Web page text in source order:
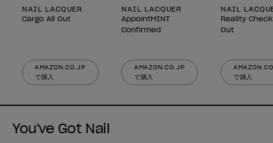
NAIL LACQUER
Cargo All Out
AMAZON.CO.JP
で購入
NAIL LACQUER
AppointMINT
Confirmed
AMAZON.CO.JP
で購入
NAIL
Reality
Out
で購入
You've Got Nail